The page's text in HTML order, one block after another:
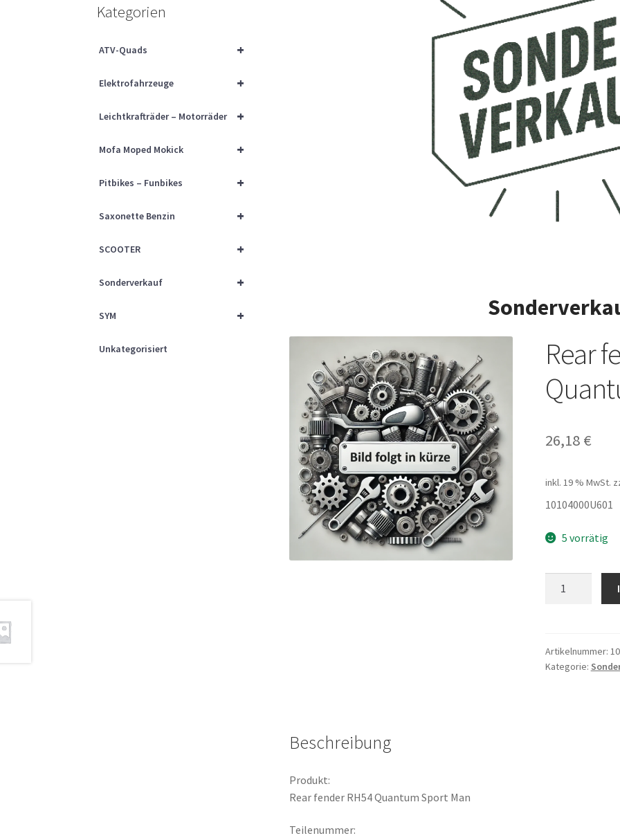
Rear
26,18 €
inkl. 19 % MwSt.
10104000U601
5 vorrätig
Sport
Man
Artikelnummer:
Kategorie:
Beschreibung
Produkt:
Rear fender RH54 Quantum Sport Man
Teilenummer:
Kategorien
+
ATV-Quads
+
Elektrofahrzeuge
+
Leichtkrafträder – Motorräder
+
Mofa Moped Mokick
+
Pitbikes – Funbikes
+
Saxonette Benzin
+
SCOOTER
+
Sonderverkauf
+
SYM
Unkategorisiert